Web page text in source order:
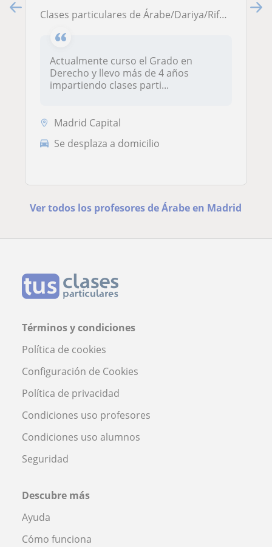
Clases particulares de Árabe/Dariya/Rifeño
Actualmente curso el Grado en
Derecho y llevo más de 4 años
impartiendo clases parti...
Madrid Capital
Se desplaza a domicilio
Ver todos los profesores de Árabe en Madrid
Términos y condiciones
Política de cookies
Configuración de Cookies
Política de privacidad
Condiciones uso profesores
Condiciones uso alumnos
Seguridad
Descubre más
Ayuda
Cómo funciona